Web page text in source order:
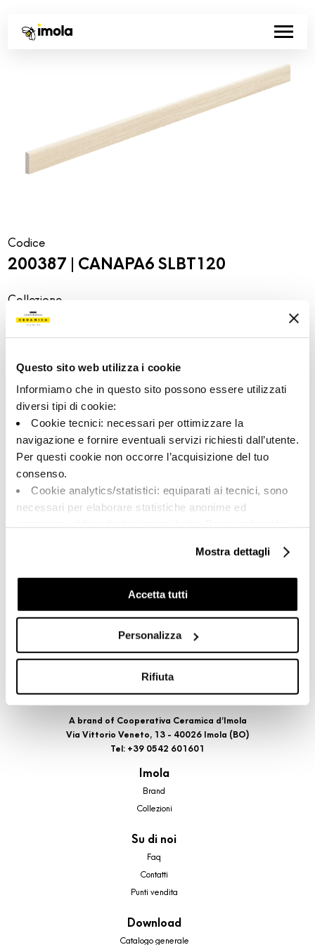
Questo sito web utilizza i cookie
Informiamo che in questo sito possono essere utilizzati
diversi tipi di cookie:
Cookie tecnici: necessari per ottimizzare la
navigazione e fornire eventuali servizi richiesti dall’utente.
Per questi cookie non occorre l’acquisizione del tuo
consenso.
Cookie analytics/statistici: equiparati ai tecnici, sono
necessari per elaborare statistiche anonime ed
Cookie di profilazione/marketing: sono utilizzati, solo
previo tuo consenso, per esaminare le tue abitudini di
navigazione e mostrarti quindi avvisi pubblicitari mirati, in
linea con le tue preferenze.
cookie di profilazione, selezionando uno dei bottoni sotto
riportati. Puoi avere maggiori dettagli visionando
l’Informativa estesa cookie. La chiusura del presente
banner comporterà il permanere dei soli cookie tecnici ed
comunque modificare le tue scelte in qualsiasi momento,
accedendo al link presente nel footer.
Mostra dettagli
Accetta tutti
Personalizza
Rifiuta
Codice
200387 | CANAPA6 SLBT120
Collezione
00237
Bianco
Tipologia:
Formato:
6.0x120.0
naturale
Aspetto superficiale:
opaco
Stonalizzazione:
V2
Unità di misura:
A brand of Cooperativa Ceramica d’Imola
Via Vittorio Veneto, 13 - 40026 Imola (BO)
Tel: +39 0542 601601
Imola
Brand
Collezioni
Su di noi
Faq
Contatti
Punti vendita
Download
Catalogo generale